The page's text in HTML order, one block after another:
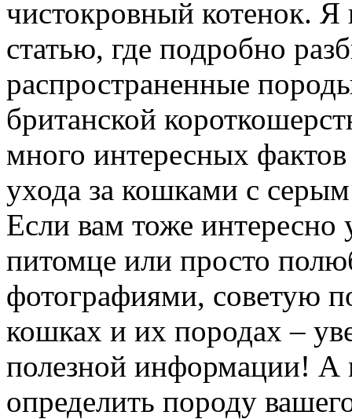
чистокровный котенок. Я
статью, где подробно
распространенные
британской
много интересных
ухода за кошками с
Если вам тоже
питомце или просто
фотографиями, советую
кошках и их породах –
полезной информации! А
определить породу